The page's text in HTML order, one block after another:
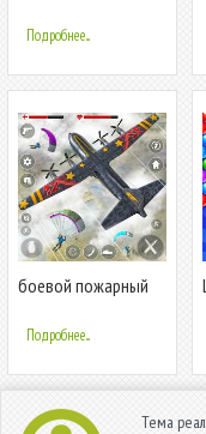
طقطقة
Подробнее...
боевой пожарный
Подробнее...
Тема